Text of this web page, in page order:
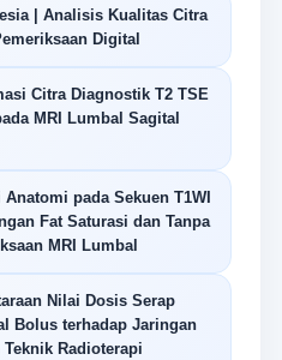
| Analisis Kualitas Citra
Digital
Citra Diagnostik T2 TSE
MRI Lumbal Sagital
pada Sekuen T1WI
Fat Saturasi dan Tanpa
MRI Lumbal
Nilai Dosis Serap
Bolus terhadap Jaringan
Teknik Radioterapi